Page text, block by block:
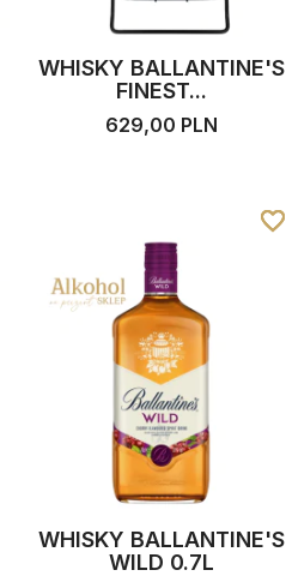
WHISKY BALLANTINE'S
FINEST...
629,00 PLN
WHISKY BALLANTINE'S
WILD 0.7L
favorite_border
favorite_border
favorite_border